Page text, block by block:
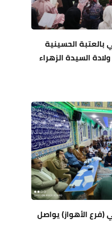
بالعتبة الحسينية
السيدة الزهراء
(فرع الأهواز) يواصل